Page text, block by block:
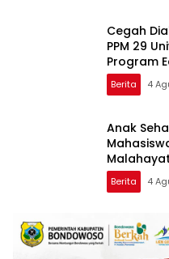
Cegah
PPM 29
Program
Banjarsari
Berita 4
Anak
Metro Timur
Berita 4